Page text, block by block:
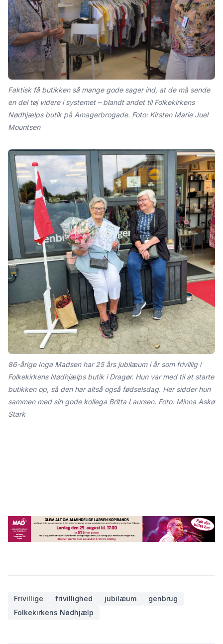
Faktisk få butikken så mange gode sager ind, at de må sende
en del tøj videre i systemet – blandt andet til Folkekirkens
Nødhjælps butik på Amagerbrogade. Foto: Kirsten Marie Juel
Mouritsen
86-årige Inga Madsen har 25 års jubilæum i år som frivillig i
Folkekirkens Nødhjælps butik i Dragør. Hun var med til at starte
butikken op, så den har altså også fødselsdag. Her sidder hun
sammen med sin gode kollega Britta Laursen. Foto: Minna Askø
Stark
Frivillige frivillighed jubilæum
genbrug
Folkekirkens Nødhjælp